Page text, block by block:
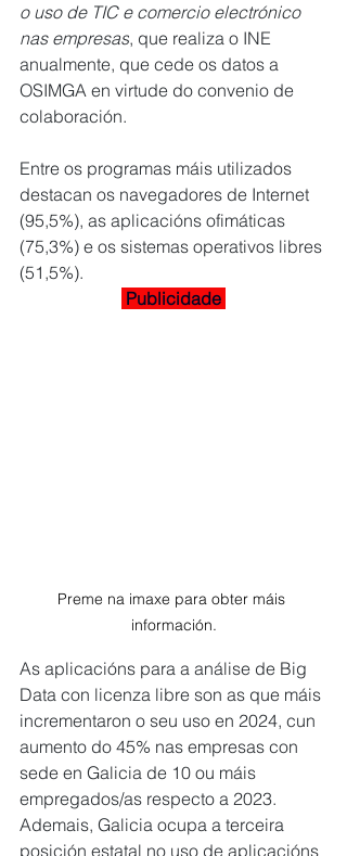
o uso de TIC e comercio electrónico
nas empresas, que realiza o INE
anualmente, que cede os datos a
OSIMGA en virtude do convenio de
colaboración.
Entre os programas máis utilizados
destacan os navegadores de Internet
(95,5%), as aplicacións ofimáticas
(75,3%) e os sistemas operativos libres
(51,5%).
Publicidade
Preme na imaxe para obter máis
información.
As aplicacións para a análise de Big
Data con licenza libre son as que máis
incrementaron o seu uso en 2024, cun
aumento do 45% nas empresas con
sede en Galicia de 10 ou máis
empregados/as respecto a 2023.
Ademais, Galicia ocupa a terceira
posición estatal no uso de aplicacións